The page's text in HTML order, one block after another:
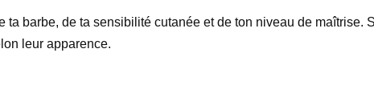
ta barbe, de ta sensibilité cutanée et de ton niveau de maîtrise.
leur apparence.